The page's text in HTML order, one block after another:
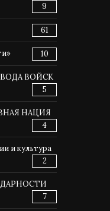
9
61
10
ВОЙСК
5
НАЦИЯ
4
и культура
2
7